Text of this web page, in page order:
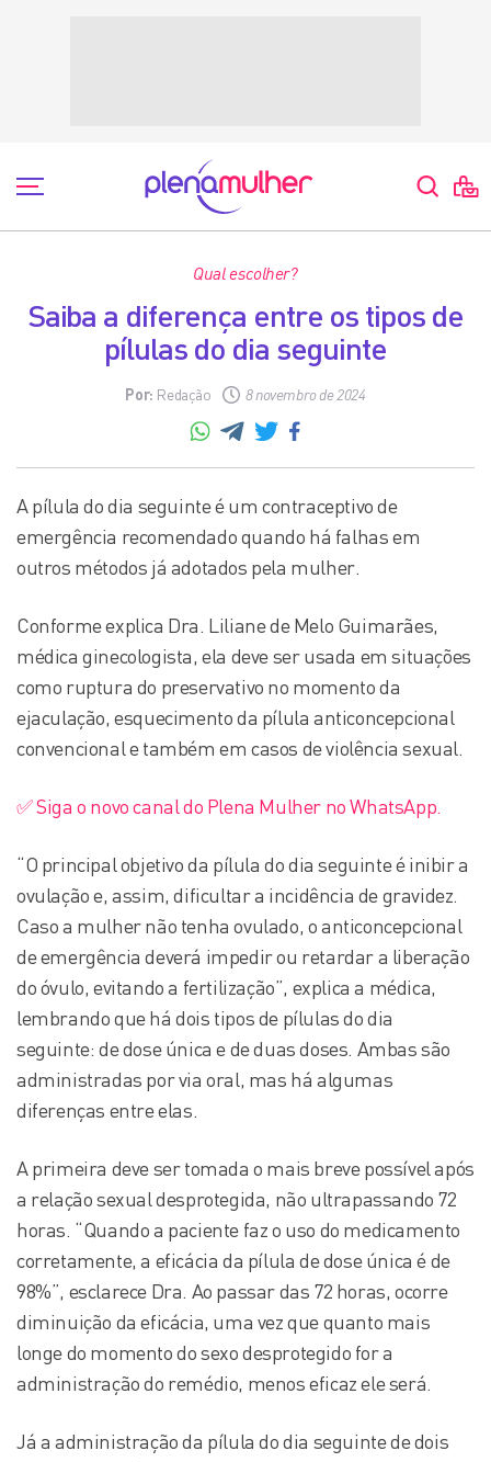
Qual escolher?
Saiba a diferença entre os tipos de
pílulas do dia seguinte
Por: Redação 8 novembro de 2024
A pílula do dia seguinte é um contraceptivo de
emergência recomendado quando há falhas em
outros métodos já adotados pela mulher.
Conforme explica Dra. Liliane de Melo Guimarães,
médica ginecologista, ela deve ser usada em situações
como ruptura do preservativo no momento da
ejaculação, esquecimento da pílula anticoncepcional
convencional e também em casos de violência sexual.
✅ Siga o novo canal do Plena Mulher no WhatsApp.
“O principal objetivo da pílula do dia seguinte é inibir a
ovulação e, assim, dificultar a incidência de gravidez.
Caso a mulher não tenha ovulado, o anticoncepcional
de emergência deverá impedir ou retardar a liberação
do óvulo, evitando a fertilização”, explica a médica,
lembrando que há dois tipos de pílulas do dia
seguinte: de dose única e de duas doses. Ambas são
administradas por via oral, mas há algumas
diferenças entre elas.
A primeira deve ser tomada o mais breve possível após
a relação sexual desprotegida, não ultrapassando 72
horas. “Quando a paciente faz o uso do medicamento
corretamente, a eficácia da pílula de dose única é de
98%”, esclarece Dra. Ao passar das 72 horas, ocorre
diminuição da eficácia, uma vez que quanto mais
longe do momento do sexo desprotegido for a
administração do remédio, menos eficaz ele será.
Já a administração da pílula do dia seguinte de dois